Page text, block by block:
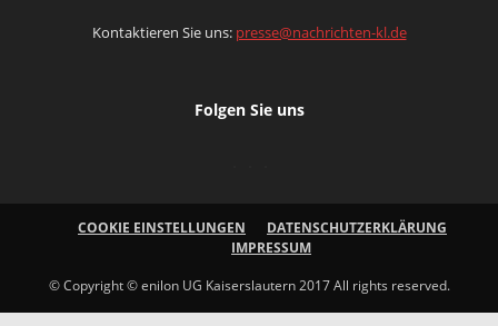
Kontaktieren Sie uns: presse@nachrichten-kl.de
Folgen Sie uns
COOKIE EINSTELLUNGEN
DATENSCHUTZERKLÄRUNG
IMPRESSUM
© Copyright © enilon UG Kaiserslautern 2017 All rights reserved.